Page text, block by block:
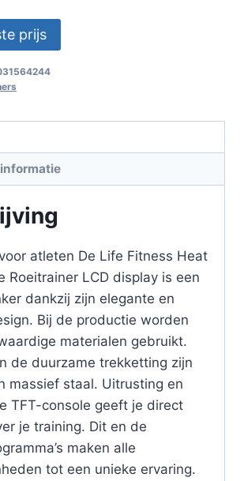
prijs
atleten De Life Fitness Heat
Roeitrainer LCD display is een
dankzij zijn elegante en
Bij de productie worden
materialen gebruikt.
de duurzame trekketting zijn
massief staal. Uitrusting en
TFT-console geeft je direct
je training. Dit en de
maken alle
tot een unieke ervaring.